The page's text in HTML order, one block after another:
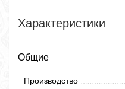
Характеристики
Общие
Производство